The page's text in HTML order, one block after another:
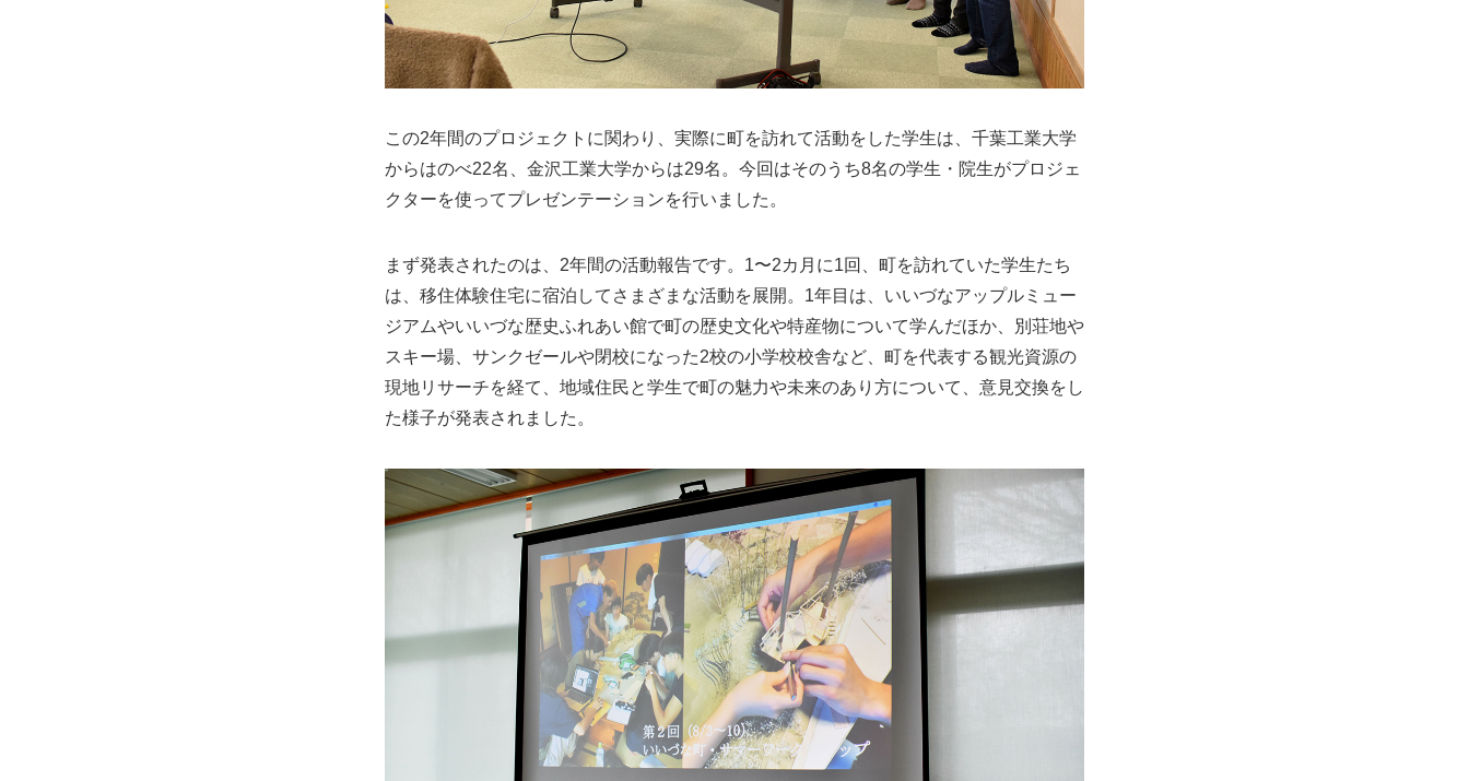
この2年間のプロジェクトに関わり、実際に町を訪れて活動をした学生は、千葉工業大学
からはのべ22名、金沢工業大学からは29名。今回はそのうち8名の学生・院生がプロジェ
クターを使ってプレゼンテーションを行いました。
まず発表されたのは、2年間の活動報告です。1〜2カ月に1回、町を訪れていた学生たち
は、移住体験住宅に宿泊してさまざまな活動を展開。1年目は、いいづなアップルミュー
ジアムやいいづな歴史ふれあい館で町の歴史文化や特産物について学んだほか、別荘地や
スキー場、サンクゼールや閉校になった2校の小学校校舎など、町を代表する観光資源の
現地リサーチを経て、地域住民と学生で町の魅力や未来のあり方について、意見交換をし
た様子が発表されました。